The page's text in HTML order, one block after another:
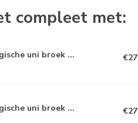
compleet met:
uni broek ...
uni broek ...